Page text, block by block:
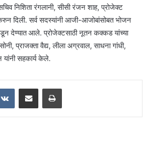
निशिता रंगलानी, सीसी रंजन शाह, प्रोजेक्ट
दिली. सर्व सदस्यांनी आजी-आजोबांसोबत भोजन
देण्यात आले. प्रोजेक्टसाठी नूतन कक्कड यांच्या
प्राजक्ता वैद्य, लीला अग्रवाल, साधना गांधी,
यांनी सहकार्य केले.
VKontakteShare via Email Print